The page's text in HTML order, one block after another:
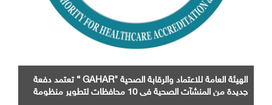
الهيئة العامة للاعتماد والرقابة الصحية "GAHAR “ تعتمد دفعة
جديدة من المنشآت الصحية في 10 محافظات لتطوير منظومة